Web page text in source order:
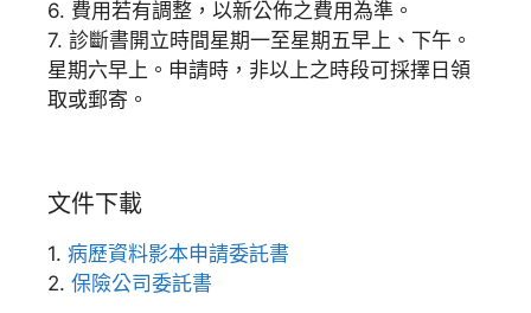
6. 費用若有調整，以新公佈之費用為準。
7. 診斷書開立時間星期一至星期五早上、下午。
星期六早上。申請時，非以上之時段可採擇日領
取或郵寄。
文件下載
1. 病歷資料影本申請委託書
2. 保險公司委託書